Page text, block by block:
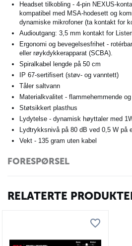
Headset tilkobling - 4-pin NEXUS-
kompatibel med MSA-hodesett og
dynamiske mikrofoner (ta kontakt for
Audioutgang: 3,5 mm kontakt for
Ergonomi og bevegelsesfrihet -
eller røykdykkerapparat (SCBA).
Spiralkabel lengde på 50 cm
IP 67-sertifisert (støv- og vanntett)
Tåler saltvann
Materialkvalitet - flammehemmende
Støtsikkert plasthus
Lydytelse - dynamisk høyttaler med
Lydtrykksnivå på 80 dB ved 0,5 W på
Vekt - 135 gram uten kabel
FORESPØRSEL
RELATERTE